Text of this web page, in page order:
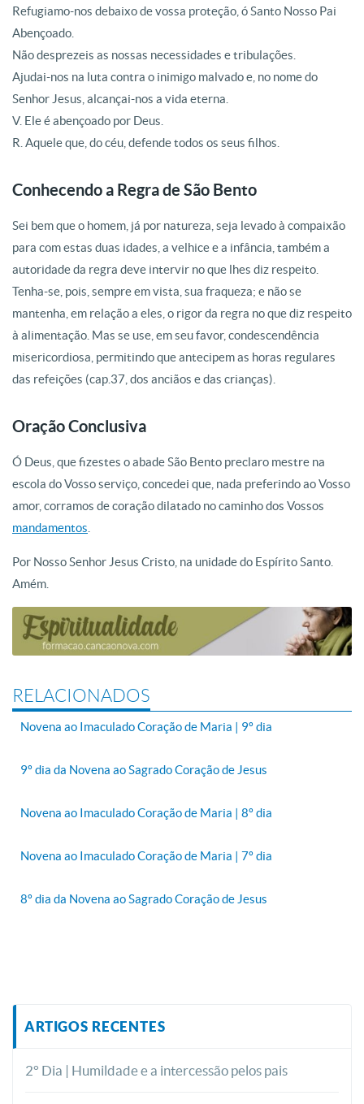
Refugiamo-nos debaixo de vossa proteção, ó Santo Nosso Pai
Abençoado.
Não desprezeis as nossas necessidades e tribulações.
Ajudai-nos na luta contra o inimigo malvado e, no nome do
Senhor Jesus, alcançai-nos a vida eterna.
V. Ele é abençoado por Deus.
R. Aquele que, do céu, defende todos os seus filhos.
Conhecendo a Regra de São Bento
Sei bem que o homem, já por natureza, seja levado à compaixão
para com estas duas idades, a velhice e a infância, também a
autoridade da regra deve intervir no que lhes diz respeito.
Tenha-se, pois, sempre em vista, sua fraqueza; e não se
mantenha, em relação a eles, o rigor da regra no que diz respeito
à alimentação. Mas se use, em seu favor, condescendência
misericordiosa, permitindo que antecipem as horas regulares
das refeições (cap.37, dos anciãos e das crianças).
Oração Conclusiva
Ó Deus, que fizestes o abade São Bento preclaro mestre na
escola do Vosso serviço, concedei que, nada preferindo ao Vosso
amor, corramos de coração dilatado no caminho dos Vossos
mandamentos
Por Nosso Senhor Jesus Cristo, na unidade do Espírito Santo.
Amém.
RELACIONADOS
Novena ao Imaculado Coração de Maria | 9º dia
9º dia da Novena ao Sagrado Coração de Jesus
Novena ao Imaculado Coração de Maria | 8º dia
Novena ao Imaculado Coração de Maria | 7º dia
8º dia da Novena ao Sagrado Coração de Jesus
ARTIGOS RECENTES
2° Dia | Humildade e a intercessão pelos pais